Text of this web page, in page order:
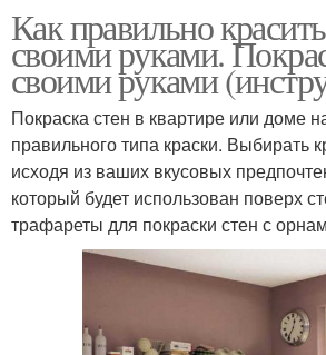
Как правильно
своими руками.
своими руками
Покраска стен в квартире или доме
правильного типа краски. Выбирать
исходя из ваших вкусовых
который будет использован поверх
трафареты для покраски стен с